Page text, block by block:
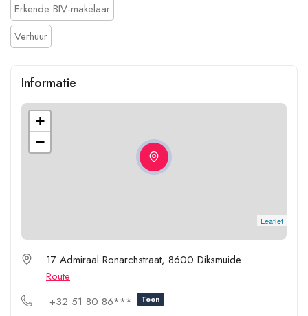
Erkende BIV-makelaar
Verhuur
Informatie
+
−
Leaflet
17 Admiraal Ronarchstraat, 8600 Diksmuide
Route
+32 51 80 86***
Toon